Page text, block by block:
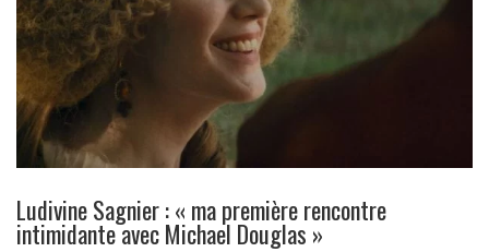
Ludivine Sagnier : « ma première rencontre
intimidante avec Michael Douglas »